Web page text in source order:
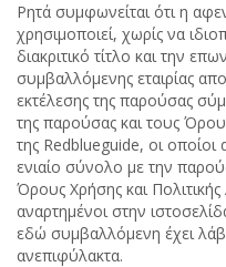
Ρητά συμφωνείται ότι η
χρησιμοποιεί, χωρίς να
διακριτικό τίτλο και την
συμβαλλόμενης εταιρίας
εκτέλεσης της παρούσας
της παρούσας και τους
της Redblueguide, οι
ενιαίο σύνολο με την
Όρους Χρήσης και
αναρτημένοι στην
εδώ συμβαλλόμενη έχει
ανεπιφύλακτα.